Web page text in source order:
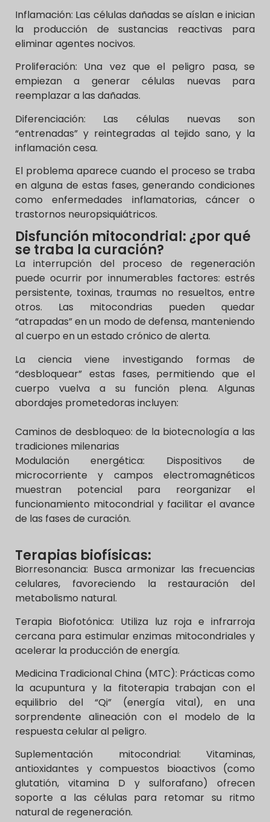
Inflamación: Las células dañadas se aíslan e inician
la producción de sustancias reactivas para
eliminar agentes nocivos.
Proliferación: Una vez que el peligro pasa, se
empiezan a generar células nuevas para
reemplazar a las dañadas.
Diferenciación: Las células nuevas son
“entrenadas” y reintegradas al tejido sano, y la
inflamación cesa.
El problema aparece cuando el proceso se traba
en alguna de estas fases, generando condiciones
como enfermedades inflamatorias, cáncer o
trastornos neuropsiquiátricos.
Disfunción mitocondrial: ¿por qué
se traba la curación?
La interrupción del proceso de regeneración
puede ocurrir por innumerables factores: estrés
persistente, toxinas, traumas no resueltos, entre
otros. Las mitocondrias pueden quedar
“atrapadas” en un modo de defensa, manteniendo
al cuerpo en un estado crónico de alerta.
La ciencia viene investigando formas de
“desbloquear” estas fases, permitiendo que el
cuerpo vuelva a su función plena. Algunas
abordajes prometedoras incluyen:
Caminos de desbloqueo: de la biotecnología a las
tradiciones milenarias
Modulación energética: Dispositivos de
microcorriente y campos electromagnéticos
muestran potencial para reorganizar el
funcionamiento mitocondrial y facilitar el avance
de las fases de curación.
Terapias biofísicas:
Biorresonancia: Busca armonizar las frecuencias
celulares, favoreciendo la restauración del
metabolismo natural.
Terapia Biofotónica: Utiliza luz roja e infrarroja
cercana para estimular enzimas mitocondriales y
acelerar la producción de energía.
Medicina Tradicional China (MTC): Prácticas como
la acupuntura y la fitoterapia trabajan con el
equilibrio del “Qi” (energía vital), en una
sorprendente alineación con el modelo de la
respuesta celular al peligro.
Suplementación mitocondrial: Vitaminas,
antioxidantes y compuestos bioactivos (como
glutatión, vitamina D y sulforafano) ofrecen
soporte a las células para retomar su ritmo
natural de regeneración.